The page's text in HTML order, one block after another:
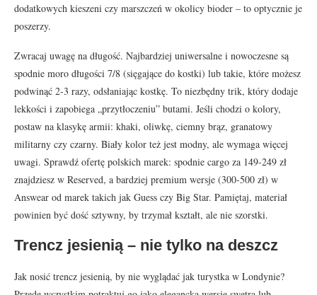
dodatkowych kieszeni czy marszczeń w okolicy bioder – to optycznie je
poszerzy.
Zwracaj uwagę na długość. Najbardziej uniwersalne i nowoczesne są
spodnie moro długości 7/8 (sięgające do kostki) lub takie, które możesz
podwinąć 2-3 razy, odsłaniając kostkę. To niezbędny trik, który dodaje
lekkości i zapobiega „przytłoczeniu” butami. Jeśli chodzi o kolory,
postaw na klasykę armii: khaki, oliwkę, ciemny brąz, granatowy
militarny czy czarny. Biały kolor też jest modny, ale wymaga więcej
uwagi. Sprawdź ofertę polskich marek: spodnie cargo za 149-249 zł
znajdziesz w Reserved, a bardziej premium wersje (300-500 zł) w
Answear od marek takich jak Guess czy Big Star. Pamiętaj, materiał
powinien być dość sztywny, by trzymał kształt, ale nie szorstki.
Trencz jesienią – nie tylko na deszcz
Jak nosić trencz jesienią, by nie wyglądać jak turystka w Londynie?